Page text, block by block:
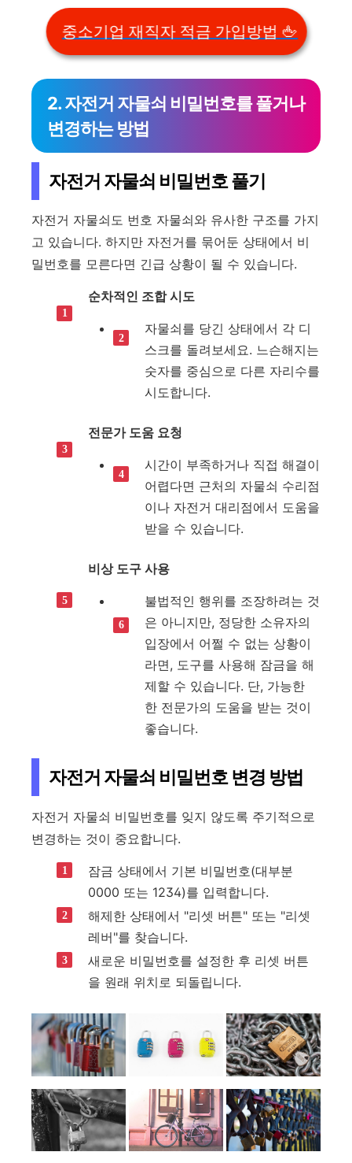
중소기업 재직자 적금 가입방법 🖕
2. 자전거 자물쇠 비밀번호를 풀거나
변경하는 방법
자전거 자물쇠 비밀번호 풀기
자전거 자물쇠도 번호 자물쇠와 유사한 구조를 가지
고 있습니다. 하지만 자전거를 묶어둔 상태에서 비
밀번호를 모른다면 긴급 상황이 될 수 있습니다.
순차적인 조합 시도
자물쇠를 당긴 상태에서 각 디
스크를 돌려보세요. 느슨해지는
숫자를 중심으로 다른 자리수를
시도합니다.
전문가 도움 요청
시간이 부족하거나 직접 해결이
어렵다면 근처의 자물쇠 수리점
이나 자전거 대리점에서 도움을
받을 수 있습니다.
비상 도구 사용
불법적인 행위를 조장하려는 것
은 아니지만, 정당한 소유자의
입장에서 어쩔 수 없는 상황이
라면, 도구를 사용해 잠금을 해
제할 수 있습니다. 단, 가능한
한 전문가의 도움을 받는 것이
좋습니다.
자전거 자물쇠 비밀번호 변경 방법
자전거 자물쇠 비밀번호를 잊지 않도록 주기적으로
변경하는 것이 중요합니다.
잠금 상태에서 기본 비밀번호(대부분
0000 또는 1234)를 입력합니다.
해제한 상태에서 "리셋 버튼" 또는 "리셋
레버"를 찾습니다.
새로운 비밀번호를 설정한 후 리셋 버튼
을 원래 위치로 되돌립니다.